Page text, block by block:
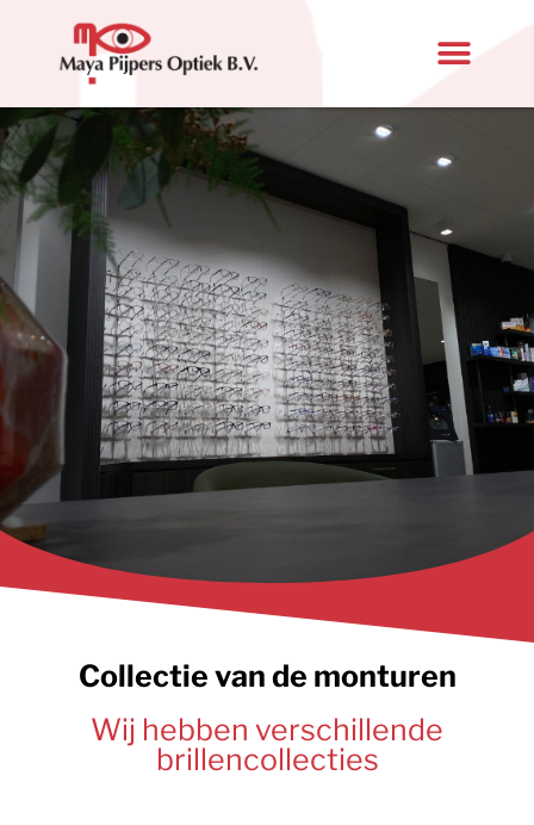
Grote collectie
monturen
van designer tot eigen merk
Collectie van de monturen
Wij hebben verschillende
brillencollecties